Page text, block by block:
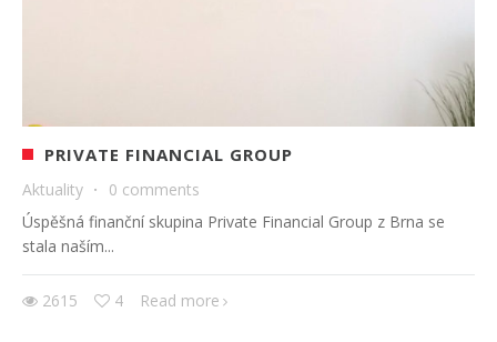
PRIVATE FINANCIAL GROUP
Aktuality ·
0 comments
Úspěšná finanční skupina Private Financial Group z Brna se
stala naším...
2615 4 Read more